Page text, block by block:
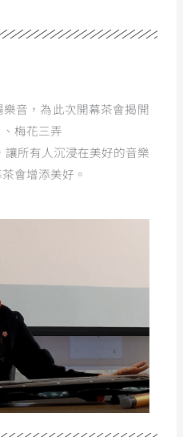
音，為此次開幕茶會揭開
梅花三弄
讓所有人沉浸在美好的音樂
會增添美好。